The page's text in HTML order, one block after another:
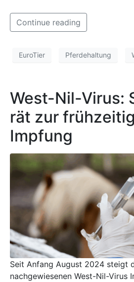
Continue reading
EuroTier Pferdehaltung
West-Nil-Virus:
rät zur
Impfung
Seit Anfang August 2024 steigt
nachgewiesenen West-Nil-Virus